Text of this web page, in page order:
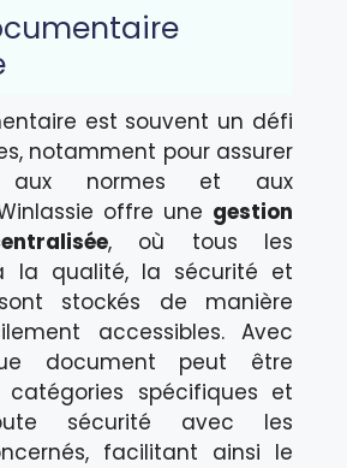
est souvent un défi
notamment pour assurer
aux normes et aux
offre une gestion
, où tous les
la qualité, la sécurité et
sont stockés de manière
accessibles. Avec
document peut être
spécifiques et
sécurité avec les
facilitant ainsi le